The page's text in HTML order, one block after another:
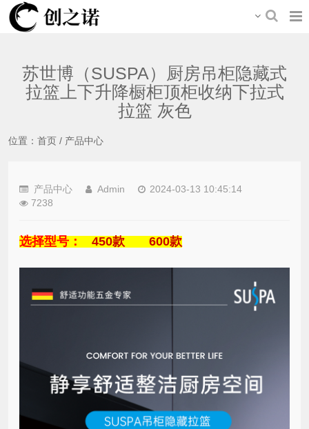
苏世博（SUSPA）厨房吊柜隐藏式
拉篮上下升降橱柜顶柜收纳下拉式
拉篮 灰色
位置： 首页 / 产品中心
产品中心 Admin
2024-03-13 10:45:14
7238
选择型号： 450款 600款